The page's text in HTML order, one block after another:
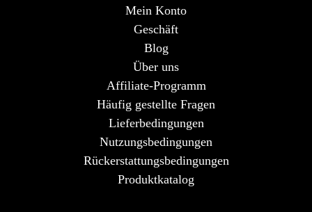
Mein Konto
Geschäft
Blog
Über uns
Affiliate-Programm
Häufig gestellte Fragen
Lieferbedingungen
Nutzungsbedingungen
Rückerstattungsbedingungen
Produktkatalog